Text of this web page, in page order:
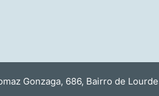
Gonzaga, 686, Bairro de